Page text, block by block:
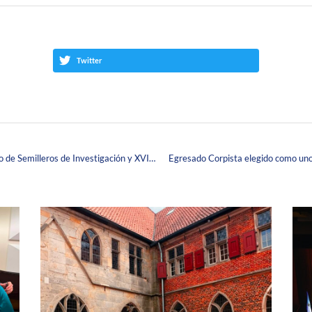
Twitter
La Corpas te invita a participar en el 3.er Encuentro de Semilleros de Investigación y XVI Jornada Corpista de Investigación Egresado Corpista elegido como